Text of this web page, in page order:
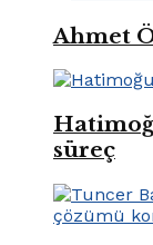
Ahmet
süreç